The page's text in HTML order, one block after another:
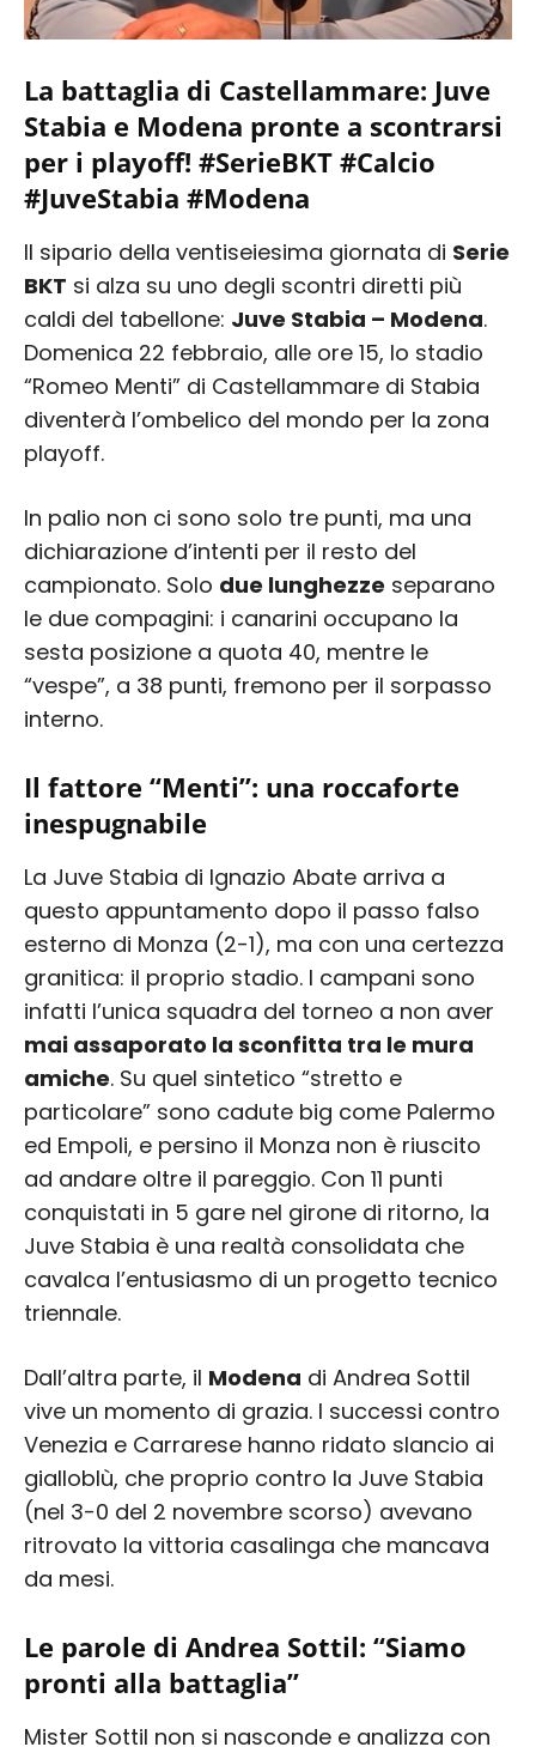
La battaglia di Castellammare: Juve
Stabia e Modena pronte a scontrarsi
per i playoff! #SerieBKT #Calcio
#JuveStabia #Modena
Il sipario della ventiseiesima giornata di Serie
BKT si alza su uno degli scontri diretti più
caldi del tabellone: Juve Stabia – Modena.
Domenica 22 febbraio, alle ore 15, lo stadio
“Romeo Menti” di Castellammare di Stabia
diventerà l’ombelico del mondo per la zona
playoff.
In palio non ci sono solo tre punti, ma una
dichiarazione d’intenti per il resto del
campionato. Solo due lunghezze separano
le due compagini: i canarini occupano la
sesta posizione a quota 40, mentre le
“vespe”, a 38 punti, fremono per il sorpasso
interno.
Il fattore “Menti”: una roccaforte
inespugnabile
La Juve Stabia di Ignazio Abate arriva a
questo appuntamento dopo il passo falso
esterno di Monza (2-1), ma con una certezza
granitica: il proprio stadio. I campani sono
infatti l’unica squadra del torneo a non aver
mai assaporato la sconfitta tra le mura
amiche. Su quel sintetico “stretto e
particolare” sono cadute big come Palermo
ed Empoli, e persino il Monza non è riuscito
ad andare oltre il pareggio. Con 11 punti
conquistati in 5 gare nel girone di ritorno, la
Juve Stabia è una realtà consolidata che
cavalca l’entusiasmo di un progetto tecnico
triennale.
Dall’altra parte, il Modena di Andrea Sottil
vive un momento di grazia. I successi contro
Venezia e Carrarese hanno ridato slancio ai
gialloblù, che proprio contro la Juve Stabia
(nel 3-0 del 2 novembre scorso) avevano
ritrovato la vittoria casalinga che mancava
da mesi.
Le parole di Andrea Sottil: “Siamo
pronti alla battaglia”
Mister Sottil non si nasconde e analizza con